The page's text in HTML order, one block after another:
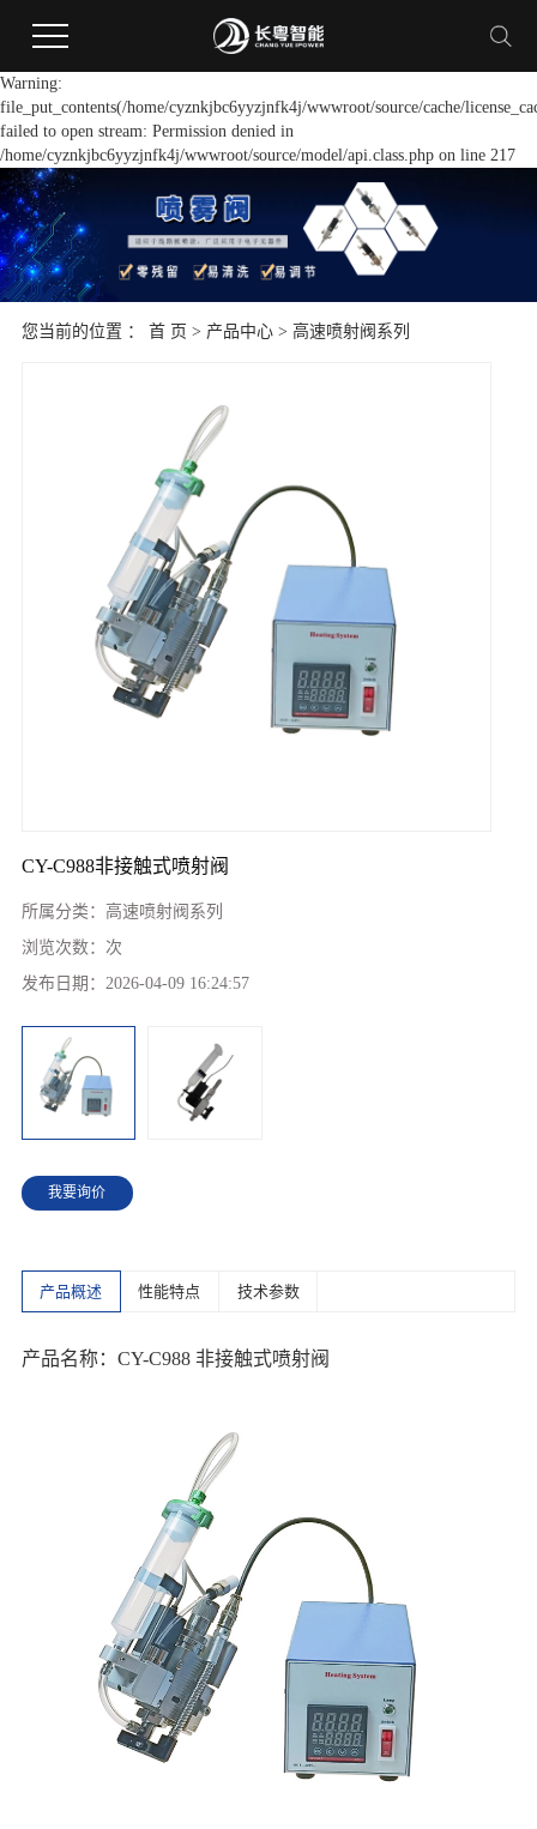
Warning:
file_put_contents(/home/cyznkjbc6yyzjnfk4j/wwwroot/source/cache/
failed to open stream: Permission denied in
/home/cyznkjbc6yyzjnfk4j/wwwroot/source/model/api.class.php on line 217
您当前的位置 ： 首 页 > 产品中心> 高速喷射阀系列
CY-C988非接触式喷射阀
所属分类： 高速喷射阀系列
浏览次数： 次
发布日期： 2026-04-09 16:24:57
我要询价
产品概述 性能特点 技术参数
产品名称：CY-C988 非接触式喷射阀